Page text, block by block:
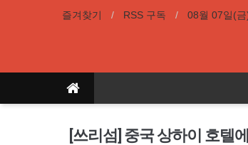
즐겨찾기 RSS 구독 08월 07일(금
[쓰리섬] 중국 상하이 호텔